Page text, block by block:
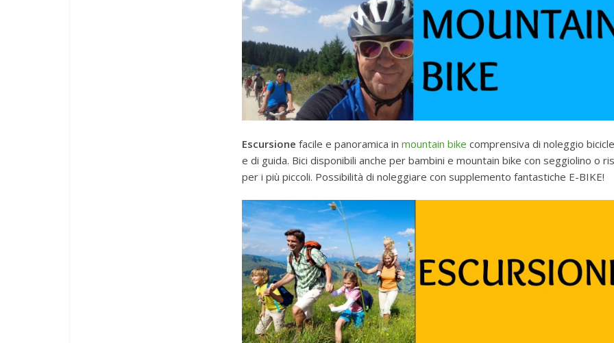
Escursione facile e panoramica in mountain bike comprensiva di noleggio
e di guida. Bici disponibili anche per bambini e mountain bike con seggiolino o
per i più piccoli. Possibilità di noleggiare con supplemento fantastiche E-BIKE!